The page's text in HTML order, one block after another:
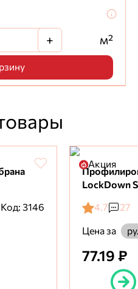
+ м²
Код: 3146
Акция
LockDown
4.7
27
Цена за
77.19 ₽